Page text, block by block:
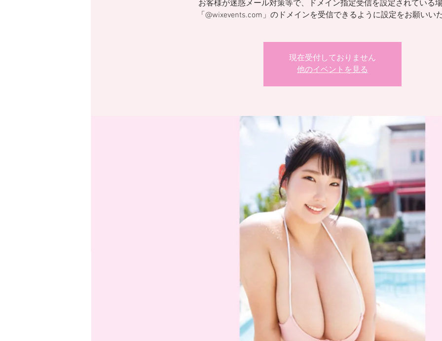
お客様が迷惑メール対策等で、ドメイン指定受信を設定されている場
「@wixevents.com」のドメインを受信できるように設定をお願いい
現在受付しておりません
他のイベントを見る